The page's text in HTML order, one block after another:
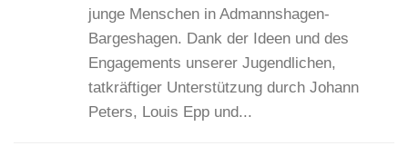
junge Menschen in Admannshagen-
Bargeshagen. Dank der Ideen und des
Engagements unserer Jugendlichen,
tatkräftiger Unterstützung durch Johann
Peters, Louis Epp und...